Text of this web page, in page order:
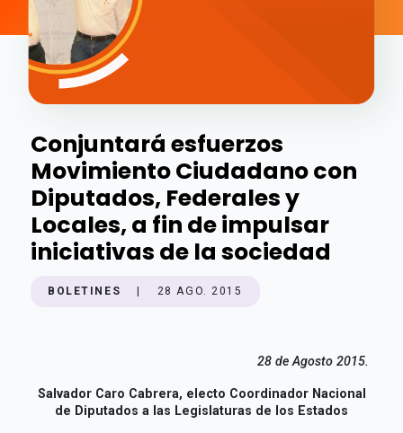
Conjuntará esfuerzos
Movimiento Ciudadano con
Diputados, Federales y
Locales, a fin de impulsar
iniciativas de la sociedad
BOLETINES 28 AGO. 2015
28 de Agosto 2015.
Salvador Caro Cabrera, electo Coordinador Nacional
de Diputados a las Legislaturas de los Estados